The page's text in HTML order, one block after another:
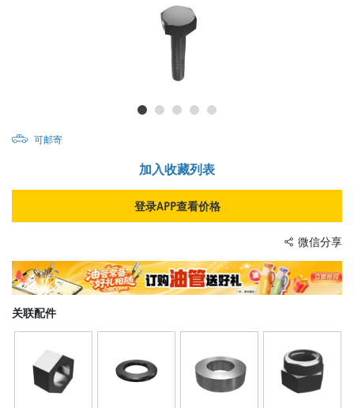
可邮寄
加入收藏列表
登录APP查看价格
微信分享
关联配件